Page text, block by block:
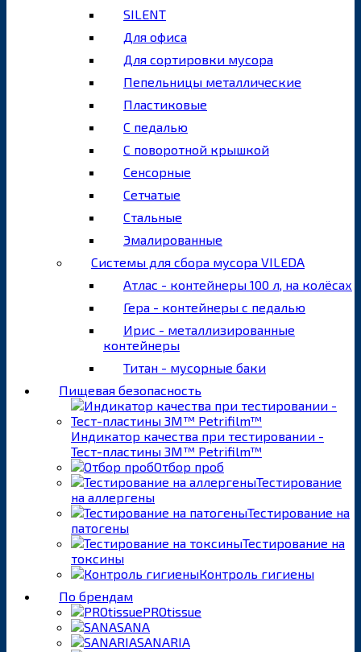
SILENT
Для офиса
Для сортировки мусора
Пепельницы металлические
Пластиковые
С педалью
С поворотной крышкой
Сенсорные
Сетчатые
Стальные
Эмалированные
Системы для сбора мусора VILEDA
Атлас - контейнеры 100 л, на колёсах
Гера - контейнеры с педалью
Ирис - металлизированные
контейнеры
Титан - мусорные баки
Пищевая безопасность
Индикатор качества при тестировании -
Тест-пластины 3M™ Petrifilm™
Отбор проб
Тестирование
на аллергены
Тестирование на
патогены
Тестирование на
токсины
Контроль гигиены
По брендам
PROtissue
SANA
SANARIA